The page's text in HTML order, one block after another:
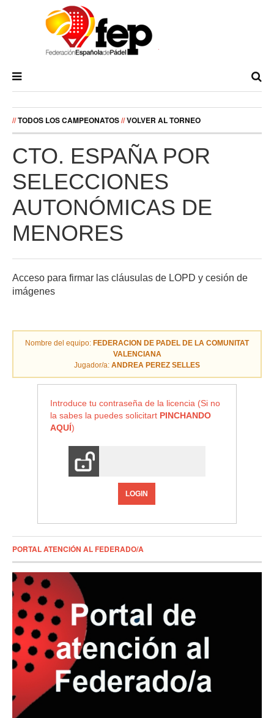
//TODOS LOS CAMPEONATOS//VOLVER AL TORNEO
CTO. ESPAÑA POR
SELECCIONES
AUTONÓMICAS DE
MENORES
Acceso para firmar las cláusulas de LOPD y cesión de
imágenes
Nombre del equipo: FEDERACION DE PADEL DE LA COMUNITAT
VALENCIANA
Jugador/a: ANDREA PEREZ SELLES
Introduce tu contraseña de la licencia (Si no
la sabes la puedes solicitart PINCHANDO
AQUÍ)
LOGIN
PORTAL ATENCIÓN AL FEDERADO/A